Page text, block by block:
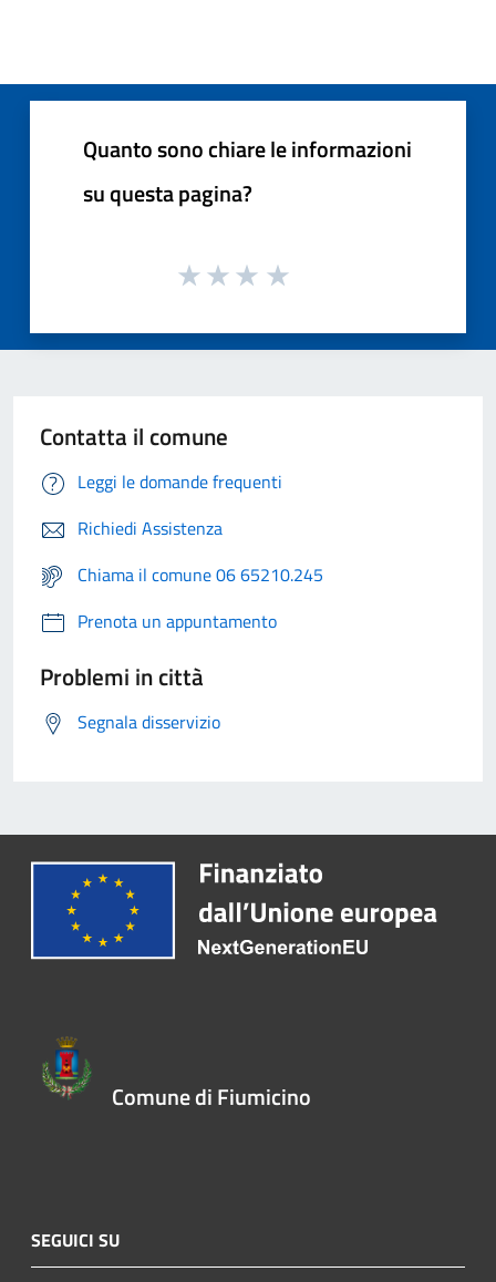
Quanto sono chiare le informazioni
su questa pagina?
Contatta il comune
Leggi le domande frequenti
Richiedi Assistenza
Chiama il comune 06 65210.245
Prenota un appuntamento
Problemi in città
Segnala disservizio
Comune di Fiumicino
SEGUICI SU